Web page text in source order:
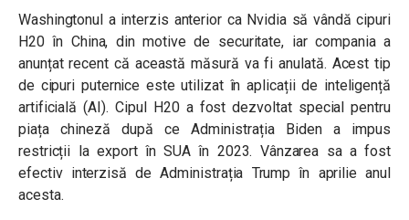
Washingtonul a interzis anterior ca Nvidia să vândă cipuri
H20 în China, din motive de securitate, iar compania a
anunțat recent că această măsură va fi anulată. Acest tip
de cipuri puternice este utilizat în aplicații de inteligență
artificială (AI). Cipul H20 a fost dezvoltat special pentru
piața chineză după ce Administrația Biden a impus
restricții la export în SUA în 2023. Vânzarea sa a fost
efectiv interzisă de Administrația Trump în aprilie anul
acesta.